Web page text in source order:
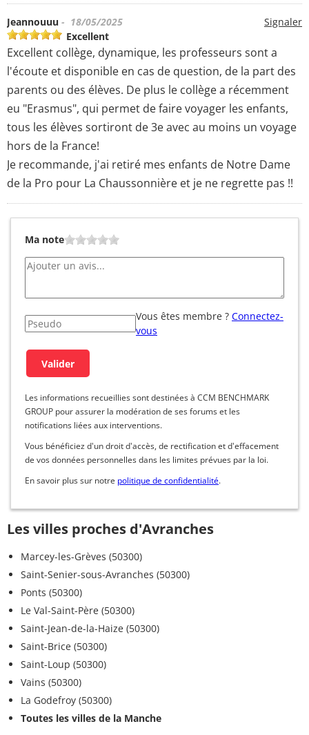
Signaler
Jeannouuu - 18/05/2025
Excellent
Excellent collège, dynamique, les professeurs sont a
l'écoute et disponible en cas de question, de la part des
parents ou des élèves. De plus le collège a récemment
eu "Erasmus", qui permet de faire voyager les enfants,
tous les élèves sortiront de 3e avec au moins un voyage
hors de la France!
Je recommande, j'ai retiré mes enfants de Notre Dame
de la Pro pour La Chaussonnière et je ne regrette pas !!
Ma note
Vous êtes membre ? Connectez-
vous
Les informations recueillies sont destinées à CCM BENCHMARK
GROUP pour assurer la modération de ses forums et les
notifications liées aux interventions.
Vous bénéficiez d'un droit d'accès, de rectification et d'effacement
de vos données personnelles dans les limites prévues par la loi.
En savoir plus sur notre politique de confidentialité.
Les villes proches d'Avranches
Marcey-les-Grèves (50300)
Saint-Senier-sous-Avranches (50300)
Ponts (50300)
Le Val-Saint-Père (50300)
Saint-Jean-de-la-Haize (50300)
Saint-Brice (50300)
Saint-Loup (50300)
Vains (50300)
La Godefroy (50300)
Toutes les villes de la Manche